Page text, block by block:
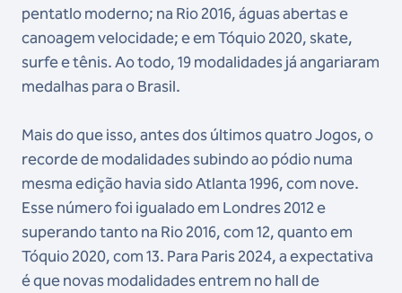
pentatlo moderno; na Rio 2016, águas abertas e
canoagem velocidade; e em Tóquio 2020, skate,
surfe e tênis. Ao todo, 19 modalidades já angariaram
medalhas para o Brasil.
Mais do que isso, antes dos últimos quatro Jogos, o
recorde de modalidades subindo ao pódio numa
mesma edição havia sido Atlanta 1996, com nove.
Esse número foi igualado em Londres 2012 e
superando tanto na Rio 2016, com 12, quanto em
Tóquio 2020, com 13. Para Paris 2024, a expectativa
é que novas modalidades entrem no hall de